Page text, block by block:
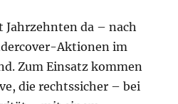
Jahrzehnten da – nach
Aktionen im
Zum Einsatz kommen
die rechtssicher – bei